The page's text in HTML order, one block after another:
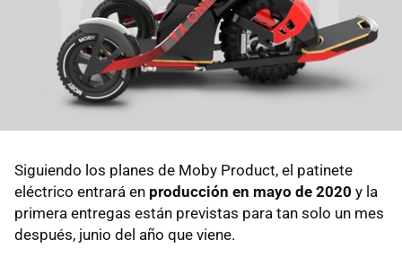
Siguiendo los planes de Moby Product, el patinete
eléctrico entrará en producción en mayo de 2020 y la
primera entregas están previstas para tan solo un mes
después, junio del año que viene.